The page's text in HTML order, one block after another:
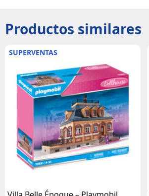
Productos similares
SUPERVENTAS